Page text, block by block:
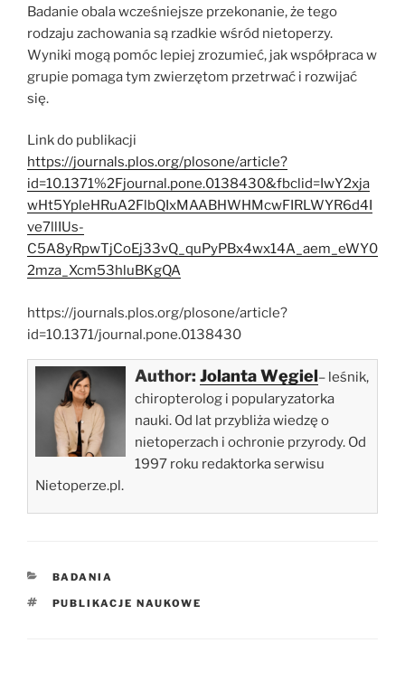
Badanie obala wcześniejsze przekonanie, że tego
rodzaju zachowania są rzadkie wśród nietoperzy.
Wyniki mogą pomóc lepiej zrozumieć, jak współpraca w
grupie pomaga tym zwierzętom przetrwać i rozwijać
się.
Link do publikacji
https://journals.plos.org/plosone/article?
id=10.1371%2Fjournal.pone.0138430&fbclid=IwY2xja
wHt5YpleHRuA2FlbQIxMAABHWHMcwFIRLWYR6d4I
ve7llIUs-
C5A8yRpwTjCoEj33vQ_quPyPBx4wx14A_aem_eWY0
2mza_Xcm53hluBKgQA
https://journals.plos.org/plosone/article?
id=10.1371/journal.pone.0138430
Author: Jolanta Węgiel– leśnik,
chiropterolog i popularyzatorka
nauki. Od lat przybliża wiedzę o
nietoperzach i ochronie przyrody. Od
1997 roku redaktorka serwisu
Nietoperze.pl.
KATEGORIE
BADANIA
TAGI
PUBLIKACJE NAUKOWE